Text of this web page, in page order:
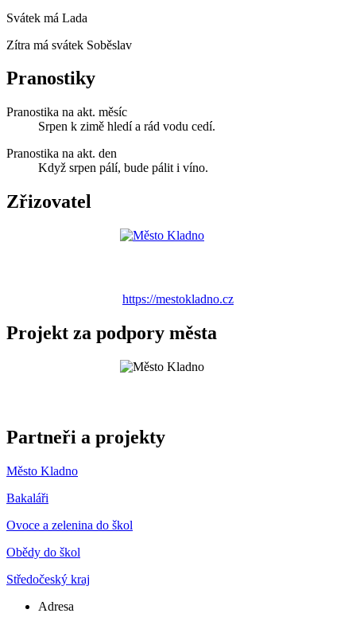
Svátek má Lada
Zítra má svátek Soběslav
Pranostiky
Pranostika na akt. měsíc
Srpen k zimě hledí a rád vodu cedí.
Pranostika na akt. den
Když srpen pálí, bude pálit i víno.
Zřizovatel
https://mestokladno.cz
Projekt za podpory města
Partneři a projekty
Město Kladno
Bakaláři
Ovoce a zelenina do škol
Obědy do škol
Středočeský kraj
Adresa